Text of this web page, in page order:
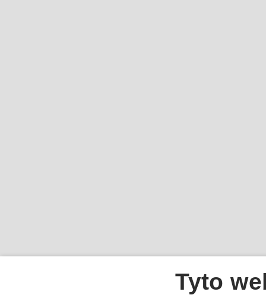
Tyto